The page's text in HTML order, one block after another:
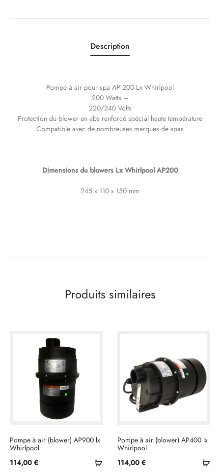
Description
Pompe à air pour spa AP 200 Lx Whirlpool
200 Watts –
220/240 Volts
Protection du blower en abs renforcé spécial haute température
Compatible avec de nombreuses marques de spas
Dimensions du blowers Lx Whirlpool AP200
245 x 110 x 150 mm
Produits similaires
Ajouter
Pompe à air (blower) AP900 lx
Whirlpool
114,00 €
Pompe à air (blower) AP400 lx
Whirlpool
114,00 €